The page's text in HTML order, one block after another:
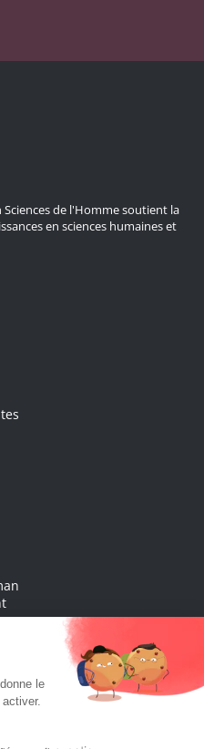
de l'Homme soutient la
en sciences humaines et